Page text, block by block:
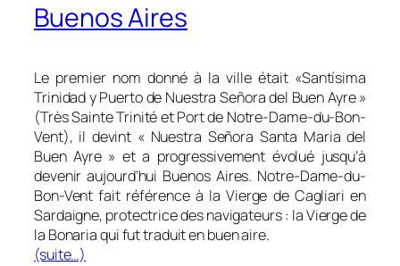
Buenos Aires
Le premier nom donné à la ville était «Santísima
Trinidad y Puerto de Nuestra Señora del Buen Ayre »
(Très Sainte Trinité et Port de Notre-Dame-du-Bon-
Vent), il devint « Nuestra Señora Santa Maria del
Buen Ayre » et a progressivement évolué jusqu’à
devenir aujourd’hui Buenos Aires. Notre-Dame-du-
Bon-Vent fait référence à la Vierge de Cagliari en
Sardaigne, protectrice des navigateurs : la Vierge de
la Bonaria qui fut traduit en buen aire.
(suite…)